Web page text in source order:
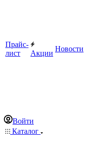
Прайс-
лист
Акции
Новости
Войти
Каталог